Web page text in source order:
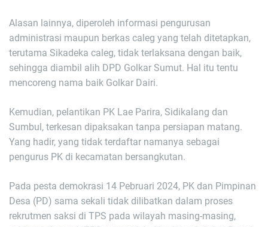
Alasan lainnya, diperoleh informasi pengurusan
administrasi maupun berkas caleg yang telah ditetapkan,
terutama Sikadeka caleg, tidak terlaksana dengan baik,
sehingga diambil alih DPD Golkar Sumut. Hal itu tentu
mencoreng nama baik Golkar Dairi.
Kemudian, pelantikan PK Lae Parira, Sidikalang dan
Sumbul, terkesan dipaksakan tanpa persiapan matang.
Yang hadir, yang tidak terdaftar namanya sebagai
pengurus PK di kecamatan bersangkutan.
Pada pesta demokrasi 14 Pebruari 2024, PK dan Pimpinan
Desa (PD) sama sekali tidak dilibatkan dalam proses
rekrutmen saksi di TPS pada wilayah masing-masing,